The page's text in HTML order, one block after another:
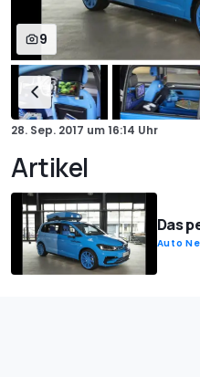
9
28. Sep. 2017 um16:14 Uhr
Artikel
Das
Auto